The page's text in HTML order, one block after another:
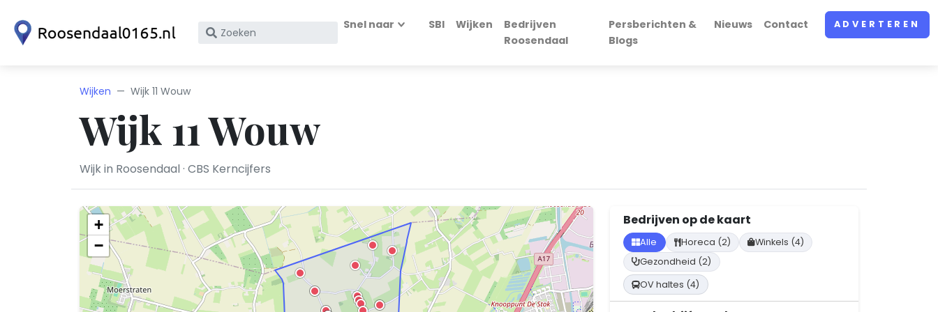
Zoek
nummer
Snel naar SBI Wijken
Bedrijven
Roosendaal
Persberichten &
Blogs
Nieuws Contact ADVERTEREN
Wijken Wijk 11 Wouw
Wijk 11 Wouw
Wijk in Roosendaal · CBS Kerncijfers
+
−
Bedrijven op de kaart
Alle Horeca (2)
Winkels (4)
Gezondheid (2)
OV haltes (4)